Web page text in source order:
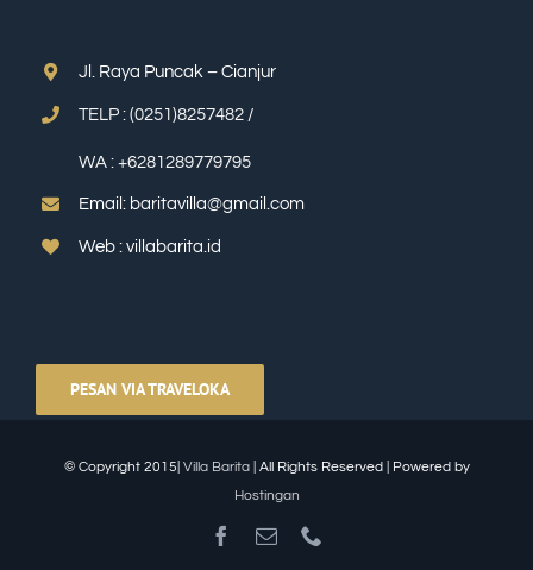
J l. Raya Puncak – Cianjur
TELP: (0251)8257482 /
WA : +6281289779795
Email: baritavilla@gmail.com
Web : villabarita.id
PESAN VIA TRAVELOKA
© Copyright 2015| Villa Barita| All Rights Reserved | Powered by
Hostingan